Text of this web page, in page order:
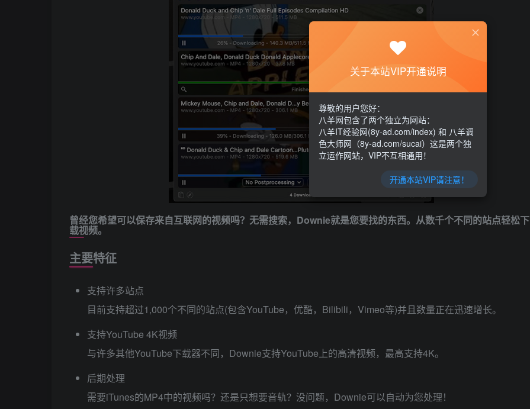
曾经您希望可以保存来自互联网的视频吗？无需搜索，Downie就是您要找的东西。从数千个不同的站点轻松下
载视频。
主要特征
支持许多站点
目前支持超过1,000个不同的站点(包含YouTube，优酷，Bilibili，Vimeo等)并且数量正在迅速增长。
支持YouTube 4K视频
与许多其他YouTube下载器不同，Downie支持YouTube上的高清视频，最高支持4K。
后期处理
需要iTunes的MP4中的视频吗？还是只想要音轨？没问题，Downie可以自动为您处理！
关于本站VIP开通说明
尊敬的用户您好：
八羊网包含了两个独立为网站：
八羊IT经验网(8y-ad.com/index) 和 八羊调
色大师网（8y-ad.com/sucai）这是两个独
立运作网站，VIP不互相通用！
开通本站VIP请注意！